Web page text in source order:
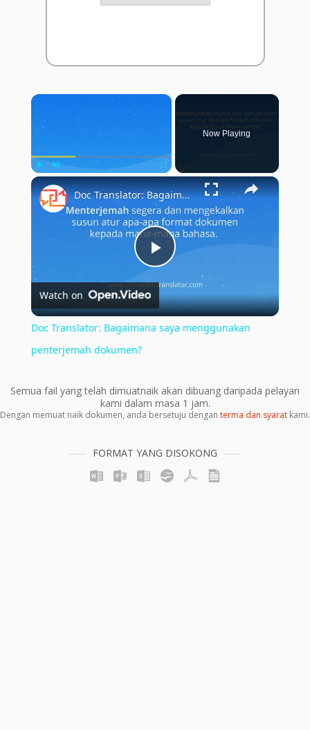
×
Play Unmute Fullscreen
Now Playing
×
Play
Video
Doc Translator: Bagaimana saya menggunakan penterjemah dokumen?
Watch on
Doc Translator: Bagaimana saya menggunakan
penterjemah dokumen?
Semua fail yang telah dimuatnaik akan dibuang daripada pelayan
kami dalam masa 1 jam.
Dengan memuat naik dokumen, anda bersetuju dengan terma dan syarat kami.
FORMAT YANG DISOKONG